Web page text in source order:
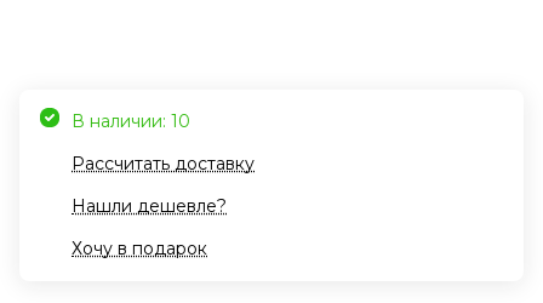
В наличии: 10
Рассчитать доставку
Нашли дешевле?
Хочу в подарок